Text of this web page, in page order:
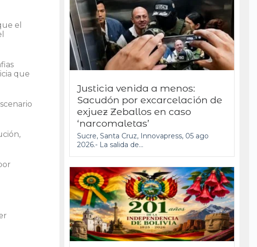
el
que
Justicia venida a menos:
Sacudón por excarcelación de
exjuez Zeballos en caso
‘narcomaletas’
Sucre, Santa Cruz, Innovapress, 05 ago
2026.- La salida de...